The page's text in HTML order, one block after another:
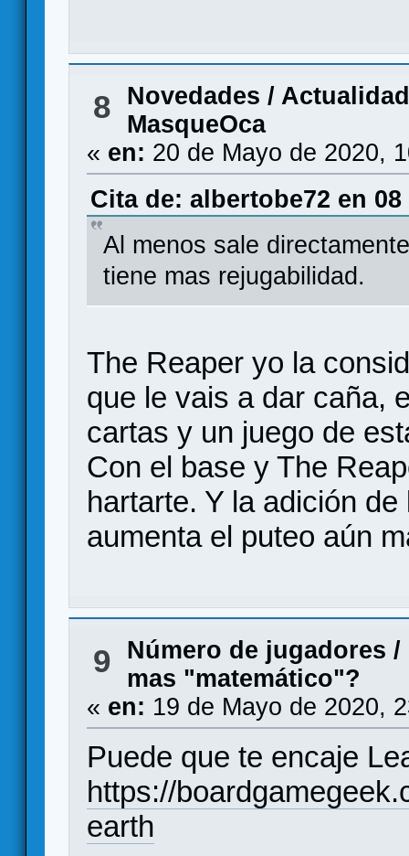
8
Novedades / Actualidad
MasqueOca
« en: 20 de Mayo de 2020,
Cita de: albertobe72 en
Al menos sale
tiene mas rejugabilidad.
The Reaper yo la
que le vais a dar caña,
cartas y un juego de
Con el base y The
hartarte. Y la adición
aumenta el puteo aún
9 Número de jugadores /
mas "matemático"?
« en: 19 de Mayo de 2020,
Puede que te encaje
https://
earth